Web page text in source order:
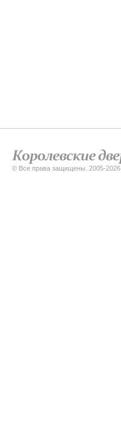
© Все права защищены. 2005-2026